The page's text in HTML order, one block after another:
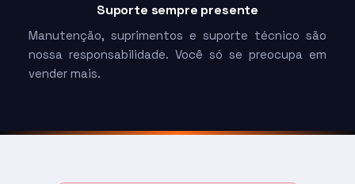
Suporte sempre presente
Manutenção, suprimentos e suporte técnico são
nossa responsabilidade. Você só se preocupa em
vender mais.